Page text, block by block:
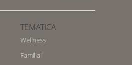
TEMATICA
Wellness
Familial